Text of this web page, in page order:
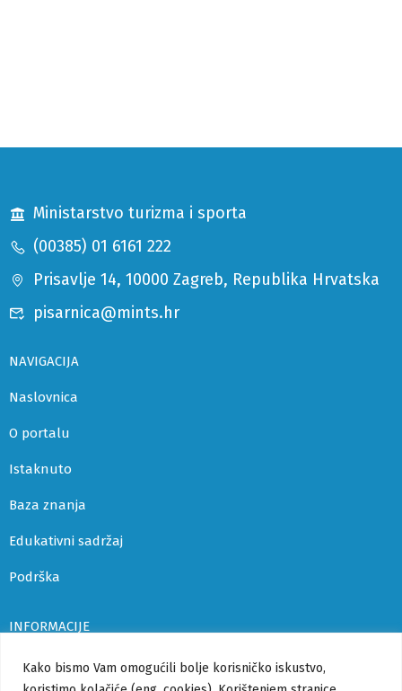
Kako bismo Vam omogućili bolje korisničko iskustvo,
Ministarstvo turizma i sporta
(00385) 01 6161 222
Prisavlje 14, 10000 Zagreb, Republika Hrvatska
pisarnica@mints.hr
NAVIGACIJA
Naslovnica
O portalu
Istaknuto
Baza znanja
Edukativni sadržaj
Podrška
INFORMACIJE
Uvjeti korištenja i politika privatnosti